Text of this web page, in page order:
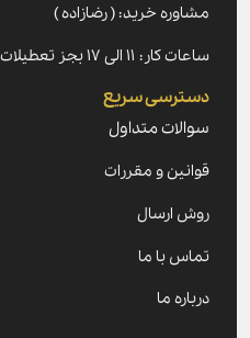
مشاوره خرید: ( رضازاده )
ساعات کار: ۱۱ الی ۱۷ بجز تعطیلات
دسترسی سریع
سوالات متداول
قوانین و مقررات
روش ارسال
تماس با ما
درباره ما